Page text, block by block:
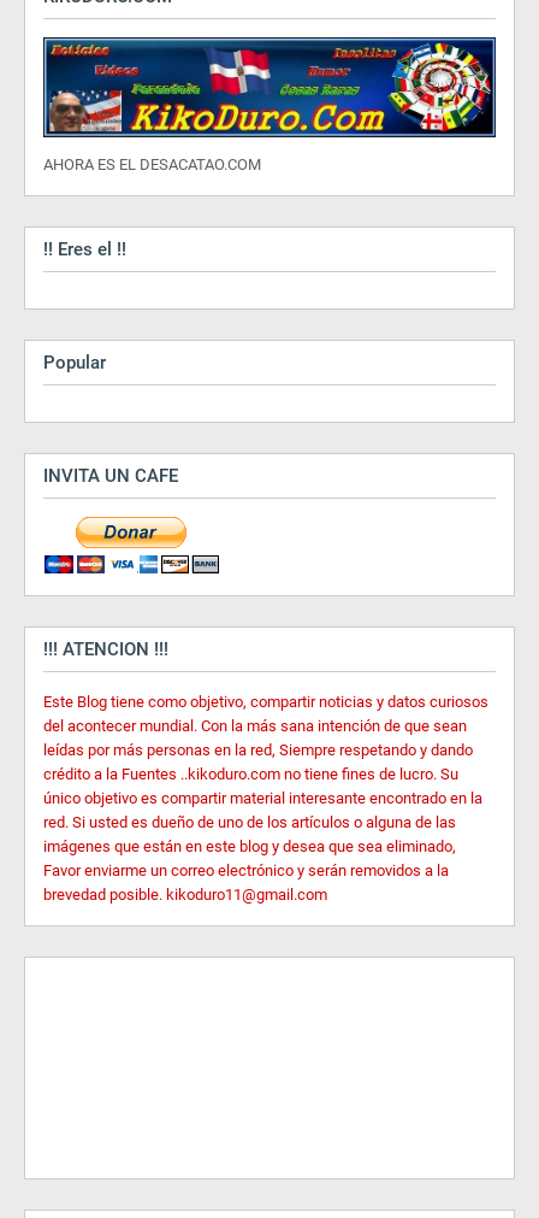
AHORA ES EL DESACATAO.COM
!! Eres el !!
Popular
INVITA UN CAFE
!!! ATENCION !!!
Este Blog tiene como objetivo, compartir noticias y datos curiosos
del acontecer mundial. Con la más sana intención de que sean
leídas por más personas en la red, Siempre respetando y dando
crédito a la Fuentes ..kikoduro.com no tiene fines de lucro. Su
único objetivo es compartir material interesante encontrado en la
red. Si usted es dueño de uno de los artículos o alguna de las
imágenes que están en este blog y desea que sea eliminado,
Favor enviarme un correo electrónico y serán removidos a la
brevedad posible. kikoduro11@gmail.com